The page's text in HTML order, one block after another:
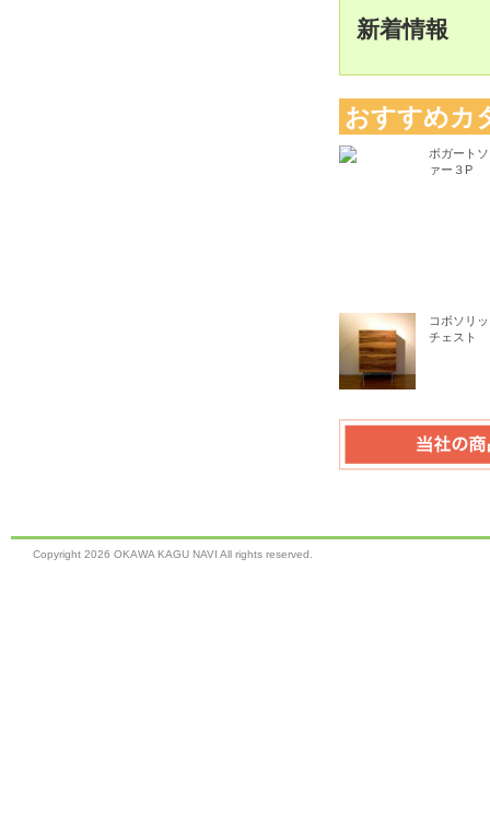
新着情報
おすすめカ
ボガート
ァー３P
コボソリ
チェスト
Copyright 2026 OKAWA KAGU NAVI All rights reserved.